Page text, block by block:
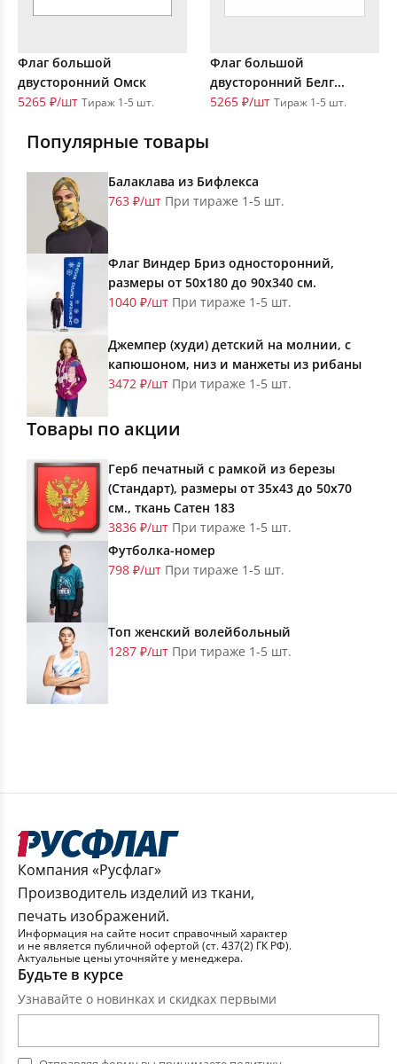
Флаг большой
двусторонний Омск
5265 ₽/шт Тираж 1-5 шт.
Флаг большой
двусторонний Белг...
5265 ₽/шт Тираж 1-5 шт.
Популярные товары
Балаклава из Бифлекса
763 ₽/шт При тираже 1-5 шт.
Флаг Виндер Бриз односторонний,
размеры от 50х180 до 90х340 см.
1040 ₽/шт При тираже 1-5 шт.
Джемпер (худи) детский на молнии, с
капюшоном, низ и манжеты из рибаны
3472 ₽/шт При тираже 1-5 шт.
Товары по акции
Герб печатный с рамкой из березы
(Стандарт), размеры от 35х43 до 50х70
см., ткань Сатен 183
3836 ₽/шт При тираже 1-5 шт.
Футболка-номер
798 ₽/шт При тираже 1-5 шт.
Топ женский волейбольный
1287 ₽/шт При тираже 1-5 шт.
Компания «Русфлаг»
Производитель изделий из ткани,
печать изображений.
Информация на сайте носит справочный характер
и не является публичной офертой (ст. 437(2) ГК РФ).
Актуальные цены уточняйте у менеджера.
Будьте в курсе
Узнавайте о новинках и скидках первыми